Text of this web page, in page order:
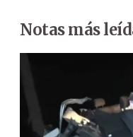
Notas más